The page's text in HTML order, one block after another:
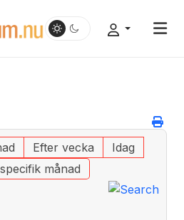
Efter vecka
Idag
månad